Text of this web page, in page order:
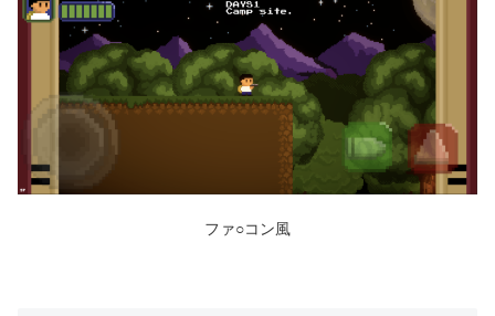
ファ○コン風